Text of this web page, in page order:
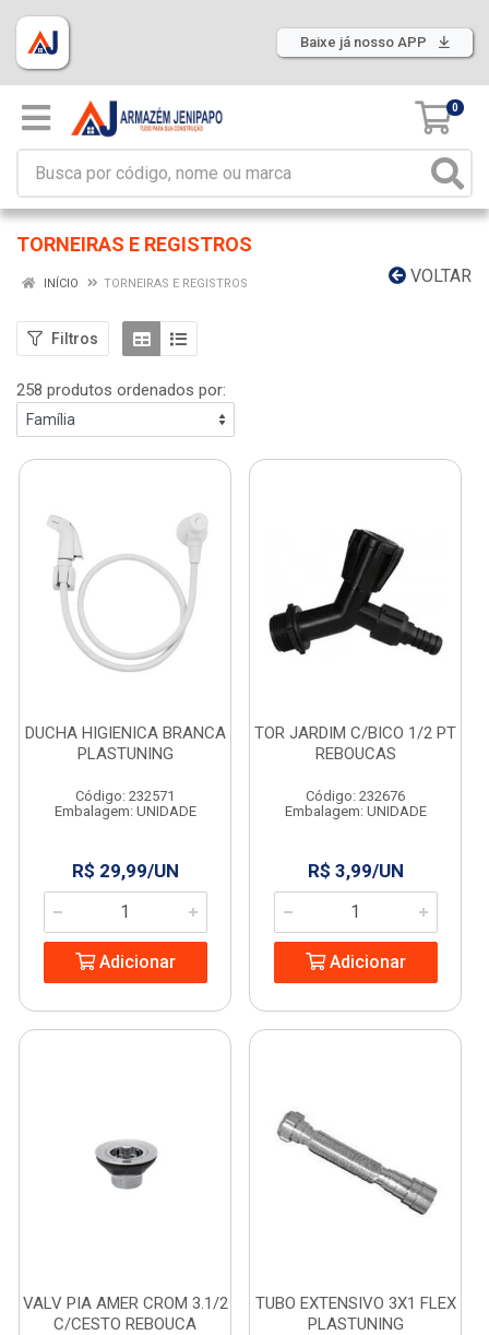
Baixe já nosso APP
0
TORNEIRAS E REGISTROS
VOLTAR
INÍCIO TORNEIRAS E REGISTROS
Filtros
258 produtos ordenados por:
DUCHA HIGIENICA BRANCA
PLASTUNING
Código: 232571
Embalagem: UNIDADE
R$ 29,99/UN
Adicionar
TOR JARDIM C/BICO 1/2 PT
REBOUCAS
Código: 232676
Embalagem: UNIDADE
R$ 3,99/UN
Adicionar
VALV PIA AMER CROM 3.1/2
C/CESTO REBOUCA
TUBO EXTENSIVO 3X1 FLEX
PLASTUNING